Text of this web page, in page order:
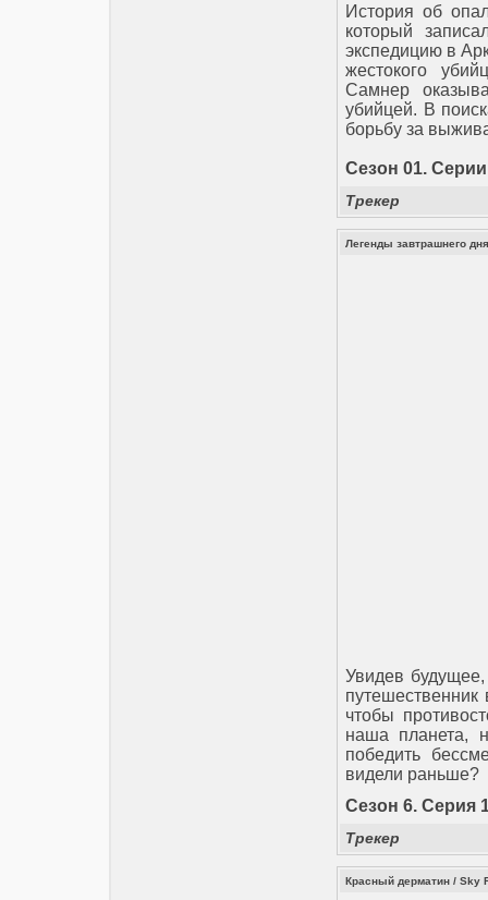
История об
который
экспедицию в
жестокого
Самнер
убийцей. В
борьбу за
Сезон 01.
Трекер
Легенды завтрашнего
Увидев
чтобы
наша планета,
победить
видели раньше?
Сезон 6. Cерия
Трекер
Красный дерматин / Sky